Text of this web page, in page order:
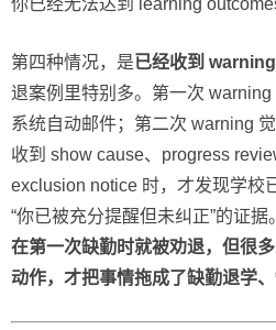
你已经无法达到 learning
第四种情况，是已经收到
退案例里特别多。第一次
系统自动邮件；第二次 warning
收到 show cause、progress
exclusion notice 时，才发现学校
“你已被充分提醒但未纠正”的证据
在第一次缺勤时就被劝退，但很
动作，才把事情拖成了缺勤退学、